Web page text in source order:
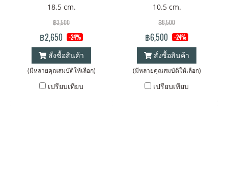
18.5 cm.
฿3,500
฿2,650 -24%
สั่งซื้อสินค้า
(มีหลายคุณสมบัติให้เลือก)
เปรียบเทียบ
10.5 cm.
฿8,500
฿6,500 -24%
สั่งซื้อสินค้า
(มีหลายคุณสมบัติให้เลือก)
เปรียบเทียบ